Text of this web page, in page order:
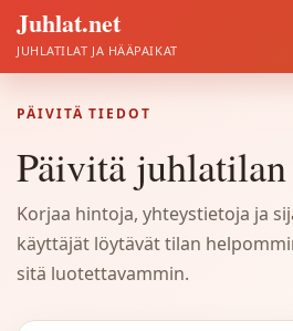
Juhlat.net
JUHLATILAT JA HÄÄPAIKAT
PÄIVITÄ TIEDOT
Päivitä
Korjaa hintoja, yhteystietoja ja
käyttäjät löytävät tilan
sitä luotettavammin.